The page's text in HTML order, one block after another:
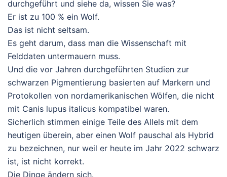
durchgeführt und siehe da, wissen Sie was?
Er ist zu 100 % ein Wolf.
Das ist nicht seltsam.
Es geht darum, dass man die Wissenschaft mit
Felddaten untermauern muss.
Und die vor Jahren durchgeführten Studien zur
schwarzen Pigmentierung basierten auf Markern und
Protokollen von nordamerikanischen Wölfen, die nicht
mit Canis lupus italicus kompatibel waren.
Sicherlich stimmen einige Teile des Allels mit dem
heutigen überein, aber einen Wolf pauschal als Hybrid
zu bezeichnen, nur weil er heute im Jahr 2022 schwarz
ist, ist nicht korrekt.
Die Dinge ändern sich.